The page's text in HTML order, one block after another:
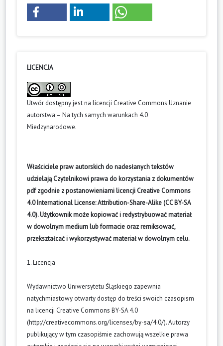
LICENCJA
Utwór dostępny jest na licencji Creative Commons Uznanie
autorstwa – Na tych samych warunkach 4.0
Miedzynarodowe.
Właściciele praw autorskich do nadesłanych tekstów
udzielają Czytelnikowi prawa do korzystania z dokumentów
pdf zgodnie z postanowieniami licencji Creative Commons
4.0 International License: Attribution-Share-Alike (CC BY-SA
4.0). Użytkownik może kopiować i redystrybuować materiał
w dowolnym medium lub formacie oraz remiksować,
przekształcać i wykorzystywać materiał w dowolnym celu.
1. Licencja
Wydawnictwo Uniwersytetu Śląskiego zapewnia
natychmiastowy otwarty dostęp do treści swoich czasopism
na licencji Creative Commons BY-SA 4.0
(http://creativecommons.org/licenses/by-sa/4.0/). Autorzy
publikujący w tym czasopiśmie zachowują wszelkie prawa